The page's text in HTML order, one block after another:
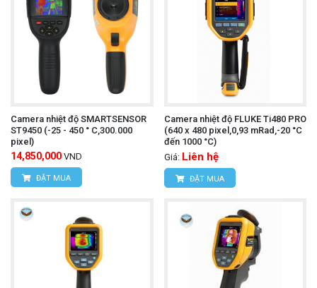
Camera nhiệt độ SMARTSENSOR
ST9450 (-25 - 450 ° C,300.000
pixel)
14,850,000 VND
ĐẶT MUA
Camera nhiệt độ FLUKE Ti480 PRO
(640 x 480 pixel,0,93 mRad,-20 °C
đến 1000 °C)
Giá: Liên hệ
ĐẶT MUA